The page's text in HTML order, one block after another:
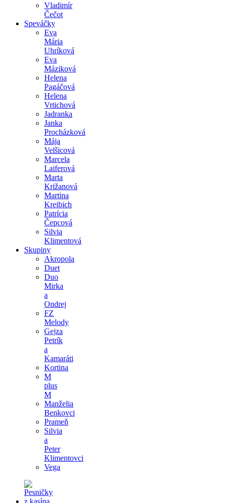
Vladimír
Čečot
Speváčky
Eva
Mária
Uhríková
Eva
Máziková
Helena
Pagáčová
Helena
Vrtichová
Jadranka
Janka
Procházková
Mája
Velšicová
Marcela
Laiferová
Marta
Križanová
Martina
Kreibich
Patrícia
Čepcová
Silvia
Klimentová
Skupiny
Akropola
Duet
Duo
Mirka
a
Ondrej
FZ
Melody
Gejza
Petrík
a
Kamaráti
Kortina
M
plus
M
Manželia
Benkovci
Prameň
Silvia
a
Peter
Klimentovci
Vega